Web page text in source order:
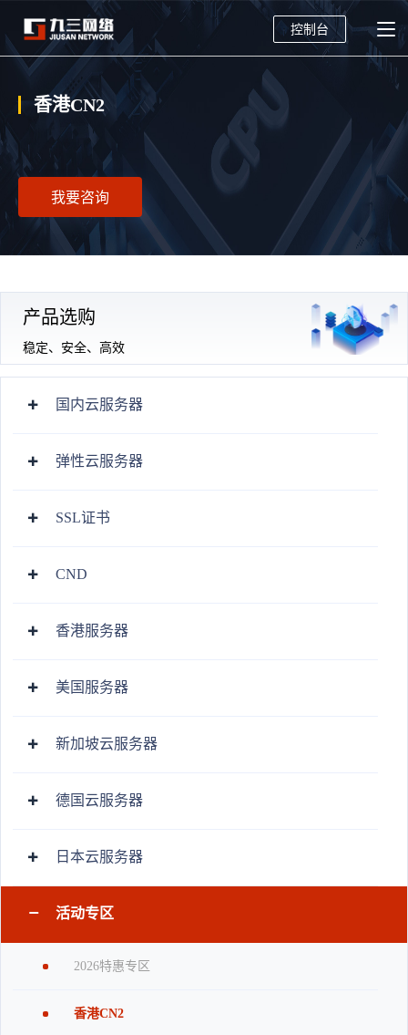
控制台
香港CN2
我要咨询
产品选购
稳定、安全、高效
国内云服务器
弹性云服务器
SSL证书
CND
香港服务器
美国服务器
新加坡云服务器
德国云服务器
日本云服务器
活动专区
2026特惠专区
香港CN2